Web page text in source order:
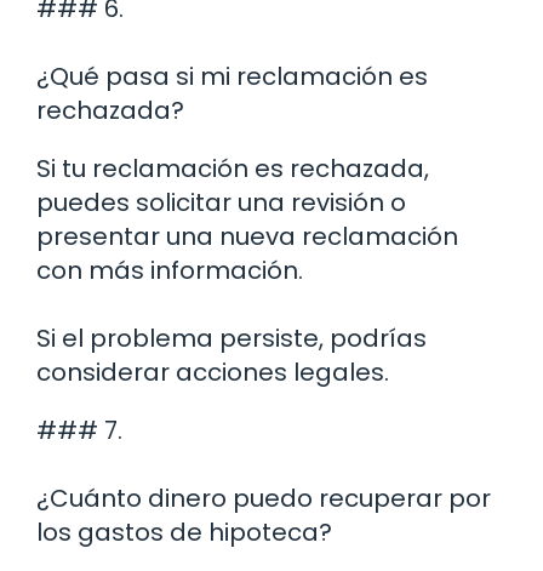
### 6.
¿Qué pasa si mi reclamación es
rechazada?
Si tu reclamación es rechazada,
puedes solicitar una revisión o
presentar una nueva reclamación
con más información.
Si el problema persiste, podrías
considerar acciones legales.
### 7.
¿Cuánto dinero puedo recuperar por
los gastos de hipoteca?